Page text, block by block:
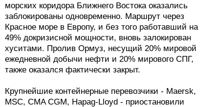
морских коридора Ближнего Востока оказались
заблокированы одновременно. Маршрут через
Красное море в Европу, и без того работавший на
49% докризисной мощности, вновь залокирован
хуситами. Пролив Ормуз, несущий 20% мировой
ежедневной добычи нефти и 20% мирового СПГ,
также оказался фактически закрыт.
Крупнейшие контейнерные перевозчики - Maersk,
MSC, CMA CGM, Hapag-Lloyd - приостановили